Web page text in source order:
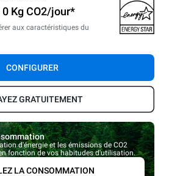
Kg CO2/jour*
aux caractéristiques du
CONFIGURER
GRATUITEMENT
d'énergie et les émissions de CO2
fonction de vos habitudes d'utilisation.
LA CONSOMMATION